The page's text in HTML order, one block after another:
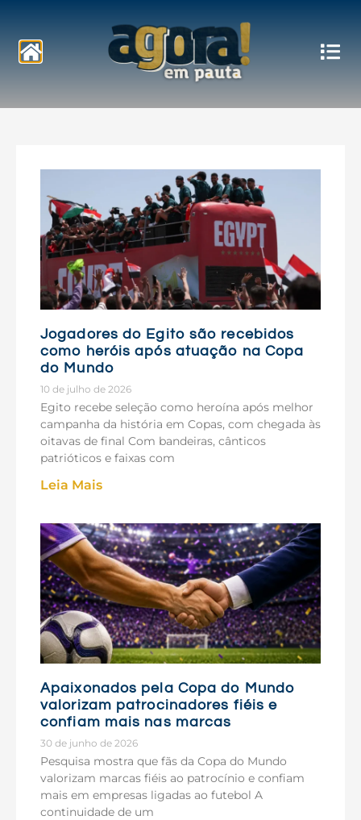
Notícias
Jogadores do Egito são recebidos
como heróis após atuação na Copa
do Mundo
10 de julho de 2026
Egito recebe seleção como heroína após melhor
campanha da história em Copas, com chegada às
oitavas de final Com bandeiras, cânticos
patrióticos e faixas com
Leia Mais
Apaixonados pela Copa do Mundo
valorizam patrocinadores fiéis e
confiam mais nas marcas
30 de junho de 2026
Pesquisa mostra que fãs da Copa do Mundo
valorizam marcas fiéis ao patrocínio e confiam
mais em empresas ligadas ao futebol A
continuidade de um